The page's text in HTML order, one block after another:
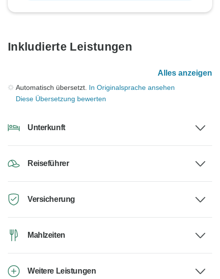
Inkludierte Leistungen
Alles anzeigen
Automatisch übersetzt. In Originalsprache ansehen
Diese Übersetzung bewerten
Unterkunft
Reiseführer
Versicherung
Mahlzeiten
Weitere Leistungen